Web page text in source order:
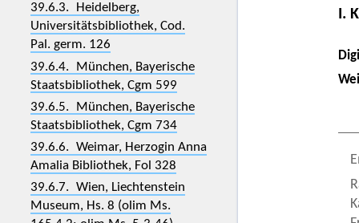
39.6.3. Heidelberg,
Universitätsbibliothek, Cod.
Pal. germ. 126
39.6.4. München, Bayerische
Staatsbibliothek, Cgm 599
39.6.5. München, Bayerische
Staatsbibliothek, Cgm 734
39.6.6. Weimar, Herzogin Anna
Amalia Bibliothek, Fol 328
39.6.7. Wien, Liechtenstein
Museum, Hs. 8 (olim Ms.
I.